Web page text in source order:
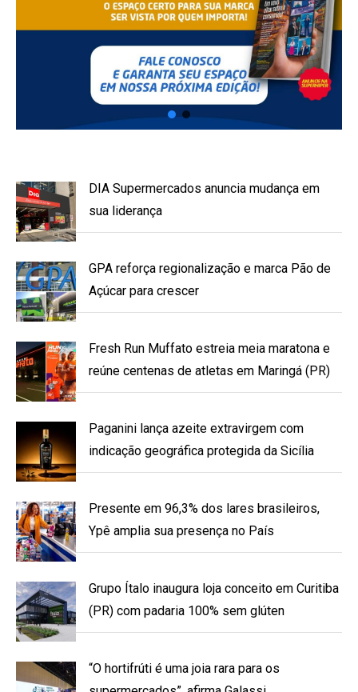
DIA Supermercados anuncia mudança em
sua liderança
GPA reforça regionalização e marca Pão de
Açúcar para crescer
Fresh Run Muffato estreia meia maratona e
reúne centenas de atletas em Maringá (PR)
Paganini lança azeite extravirgem com
indicação geográfica protegida da Sicília
Presente em 96,3% dos lares brasileiros,
Ypê amplia sua presença no País
Grupo Ítalo inaugura loja conceito em Curitiba
(PR) com padaria 100% sem glúten
“O hortifrúti é uma joia rara para os